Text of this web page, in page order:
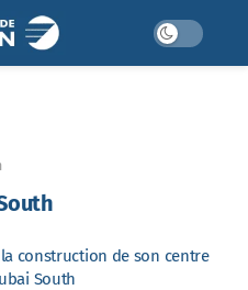
construction de son centre
South